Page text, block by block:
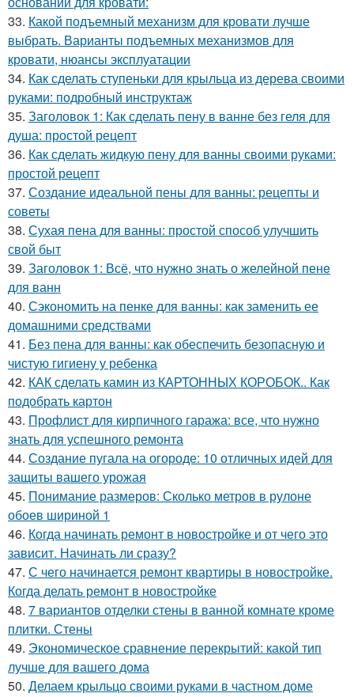
33. Какой подъемный механизм для кровати лучше
выбрать. Варианты подъемных механизмов для
кровати, нюансы эксплуатации
34. Как сделать ступеньки для крыльца из дерева своими
руками: подробный инструктаж
35. Заголовок 1: Как сделать пену в ванне без геля для
душа: простой рецепт
36. Как сделать жидкую пену для ванны своими руками:
простой рецепт
37. Создание идеальной пены для ванны: рецепты и
советы
38. Сухая пена для ванны: простой способ улучшить
свой быт
39. Заголовок 1: Всё, что нужно знать о желейной пенe
для ванн
40. Сэкономить на пенке для ванны: как заменить ее
домашними средствами
41. Без пена для ванны: как обеспечить безопасную и
чистую гигиену у ребенка
42. КАК сделать камин из КАРТОННЫХ КОРОБОК.. Как
подобрать картон
43. Профлист для кирпичного гаража: все, что нужно
знать для успешного ремонта
44. Создание пугала на огороде: 10 отличных идей для
защиты вашего урожая
45. Понимание размеров: Сколько метров в рулоне
обоев шириной 1
46. Когда начинать ремонт в новостройке и от чего это
зависит. Начинать ли сразу?
47. С чего начинается ремонт квартиры в новостройке.
Когда делать ремонт в новостройке
48. 7 вариантов отделки стены в ванной комнате кроме
плитки. Стены
49. Экономическое сравнение перекрытий: какой тип
лучше для вашего дома
50. Делаем крыльцо своими руками в частном доме